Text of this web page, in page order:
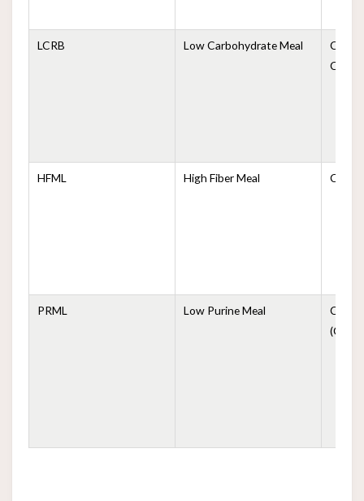
LCRB Low Carbohydrate Meal
HFML High Fiber Meal
PRML Low Purine Meal